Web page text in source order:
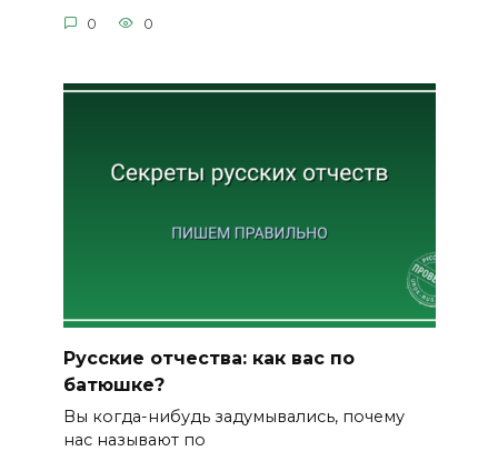
0 0
Русские отчества: как вас по
батюшке?
Вы когда-нибудь задумывались, почему
нас называют по